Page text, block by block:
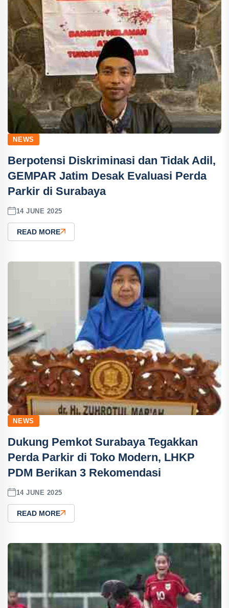
NEWS
Berpotensi Diskriminasi dan Tidak Adil,
GEMPAR Jatim Desak Evaluasi Perda
Parkir di Surabaya
14 JUNE 2025
READ MORE
NEWS
Dukung Pemkot Surabaya Tegakkan
Perda Parkir di Toko Modern, LHKP
PDM Berikan 3 Rekomendasi
14 JUNE 2025
READ MORE